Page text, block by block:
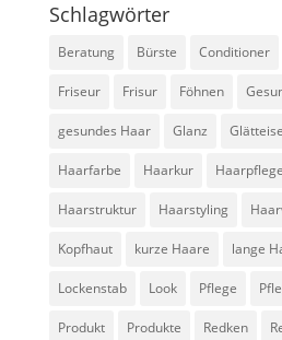
Schlagwörter
Beratung Bürste Conditioner
Friseur Frisur Föhnen
gesundes Haar Glanz
Haarfarbe Haarkur Haarpflege
Haarstruktur Haarstyling
Kopfhaut kurze Haare lange
Lockenstab Look Pflege
Produkt Produkte Redken